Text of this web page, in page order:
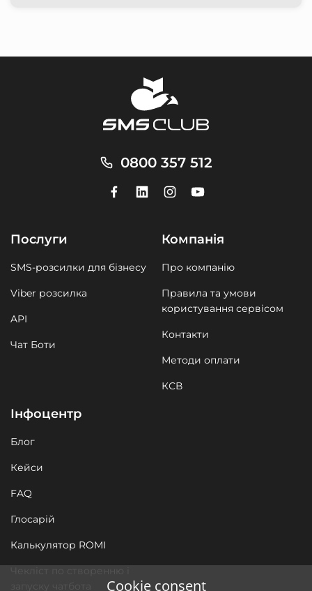
0800 357 512
Послуги
SMS-розсилки для бізнесу
Viber розсилка
API
Чат Боти
Компанія
Про компанію
Правила та умови
користування сервісом
Контакти
Методи оплати
КСВ
Інфоцентр
Блог
Кейси
FAQ
Глосарій
Калькулятор ROMI
Cookie consent